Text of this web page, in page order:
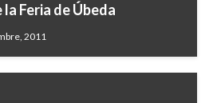
Feria de Úbeda
2011